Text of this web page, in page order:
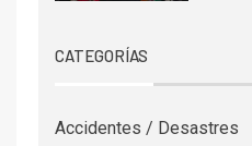
CATEGORÍAS
Accidentes / Desastres